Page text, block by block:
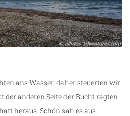
ans Wasser, daher steuerten wir
der anderen Seite der Bucht ragten
heraus. Schön sah es aus.